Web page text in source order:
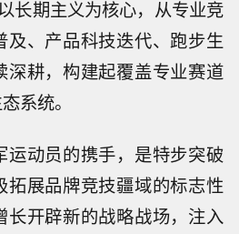
长期主义为核心，从专业竞
及、产品科技迭代、跑步生
深耕，构建起覆盖专业赛道
系统。
运动员的携手，是特步突破
拓展品牌竞技疆域的标志性
长开辟新的战略战场，注入